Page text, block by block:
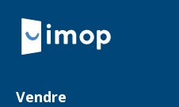
Retour à la navigation principale
Vendre